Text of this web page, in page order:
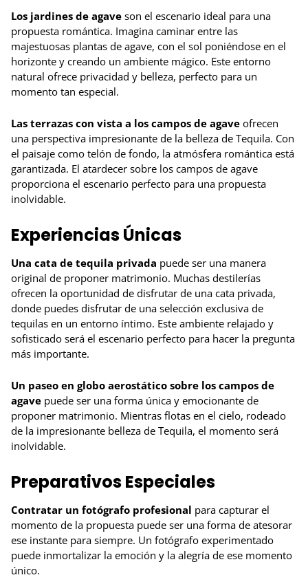
Los jardines de agave son el escenario ideal para una
propuesta romántica. Imagina caminar entre las
majestuosas plantas de agave, con el sol poniéndose en el
horizonte y creando un ambiente mágico. Este entorno
natural ofrece privacidad y belleza, perfecto para un
momento tan especial.
Las terrazas con vista a los campos de agave ofrecen
una perspectiva impresionante de la belleza de Tequila. Con
el paisaje como telón de fondo, la atmósfera romántica está
garantizada. El atardecer sobre los campos de agave
proporciona el escenario perfecto para una propuesta
inolvidable.
Experiencias Únicas
Una cata de tequila privada puede ser una manera
original de proponer matrimonio. Muchas destilerías
ofrecen la oportunidad de disfrutar de una cata privada,
donde puedes disfrutar de una selección exclusiva de
tequilas en un entorno íntimo. Este ambiente relajado y
sofisticado será el escenario perfecto para hacer la pregunta
más importante.
Un paseo en globo aerostático sobre los campos de
agave puede ser una forma única y emocionante de
proponer matrimonio. Mientras flotas en el cielo, rodeado
de la impresionante belleza de Tequila, el momento será
inolvidable.
Preparativos Especiales
Contratar un fotógrafo profesional para capturar el
momento de la propuesta puede ser una forma de atesorar
ese instante para siempre. Un fotógrafo experimentado
puede inmortalizar la emoción y la alegría de ese momento
único.